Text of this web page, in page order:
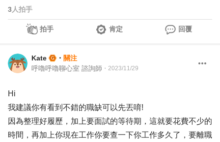
3人拍手
拍手 肯定 回覆
Kate ・ 關注
呼嚕呼嚕聊心室 諮詢師 ・ 2023/11/29
Hi
我建議你有看到不錯的職缺可以先丟唷!
因為整理好履歷，加上要面試的等待期，這就要花費不少的
時間，再加上你現在工作你要查一下你工作多久了，要離職